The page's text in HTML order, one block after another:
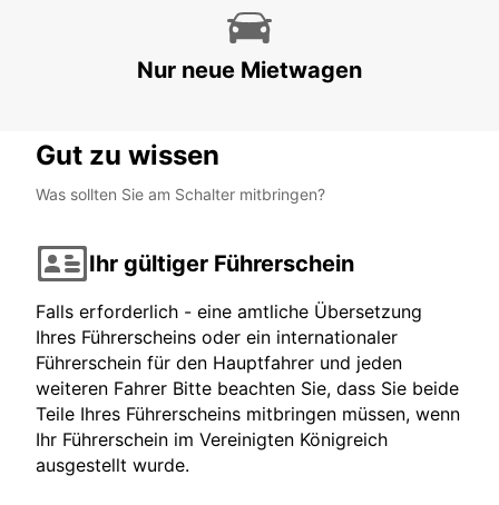
Nur neue Mietwagen
Gut zu wissen
Was sollten Sie am Schalter mitbringen?
Ihr gültiger Führerschein
Falls erforderlich - eine amtliche Übersetzung
Ihres Führerscheins oder ein internationaler
Führerschein für den Hauptfahrer und jeden
weiteren Fahrer Bitte beachten Sie, dass Sie beide
Teile Ihres Führerscheins mitbringen müssen, wenn
Ihr Führerschein im Vereinigten Königreich
ausgestellt wurde.